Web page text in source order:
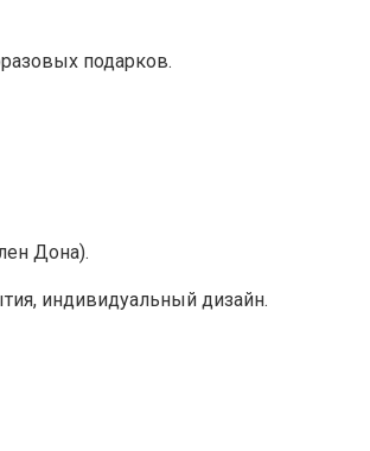
подарков.
Дона).
индивидуальный дизайн.